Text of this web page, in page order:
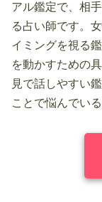
アル鑑定で、相
る占い師です。
イミングを視る
を動かすための
見で話しやすい
ことで悩んでい